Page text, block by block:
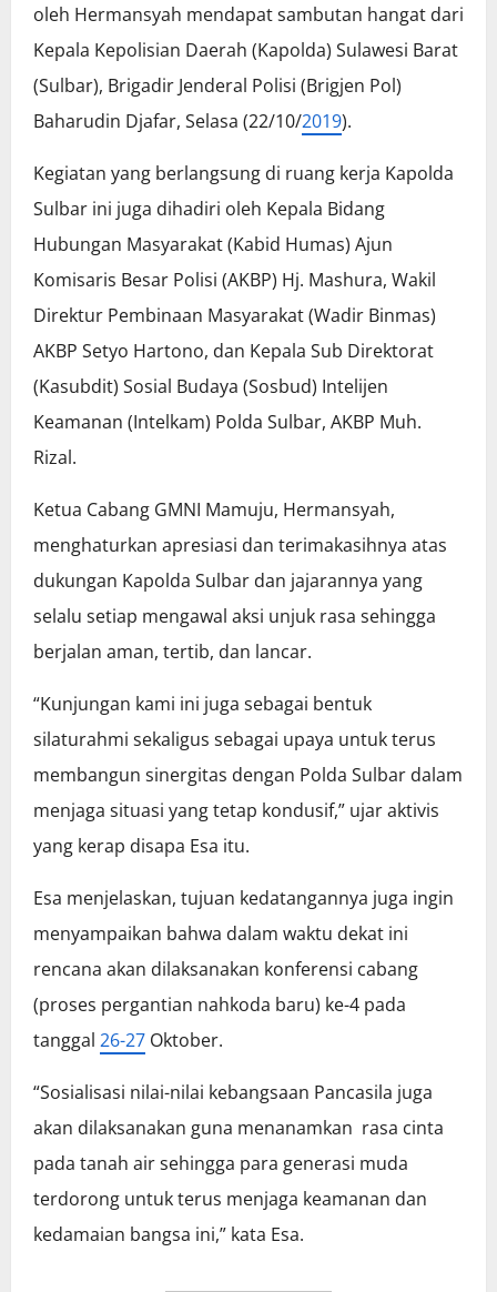
oleh Hermansyah mendapat sambutan hangat dari
Kepala Kepolisian Daerah (Kapolda) Sulawesi Barat
(Sulbar), Brigadir Jenderal Polisi (Brigjen Pol)
Baharudin Djafar, Selasa (22/10/2019).
Kegiatan yang berlangsung di ruang kerja Kapolda
Sulbar ini juga dihadiri oleh Kepala Bidang
Hubungan Masyarakat (Kabid Humas) Ajun
Komisaris Besar Polisi (AKBP) Hj. Mashura, Wakil
Direktur Pembinaan Masyarakat (Wadir Binmas)
AKBP Setyo Hartono, dan Kepala Sub Direktorat
(Kasubdit) Sosial Budaya (Sosbud) Intelijen
Keamanan (Intelkam) Polda Sulbar, AKBP Muh.
Rizal.
Ketua Cabang GMNI Mamuju, Hermansyah,
menghaturkan apresiasi dan terimakasihnya atas
dukungan Kapolda Sulbar dan jajarannya yang
selalu setiap mengawal aksi unjuk rasa sehingga
berjalan aman, tertib, dan lancar.
“Kunjungan kami ini juga sebagai bentuk
silaturahmi sekaligus sebagai upaya untuk terus
membangun sinergitas dengan Polda Sulbar dalam
menjaga situasi yang tetap kondusif,” ujar aktivis
yang kerap disapa Esa itu.
Esa menjelaskan, tujuan kedatangannya juga ingin
menyampaikan bahwa dalam waktu dekat ini
rencana akan dilaksanakan konferensi cabang
(proses pergantian nahkoda baru) ke-4 pada
tanggal 26-27 Oktober.
“Sosialisasi nilai-nilai kebangsaan Pancasila juga
akan dilaksanakan guna menanamkan rasa cinta
pada tanah air sehingga para generasi muda
terdorong untuk terus menjaga keamanan dan
kedamaian bangsa ini,” kata Esa.